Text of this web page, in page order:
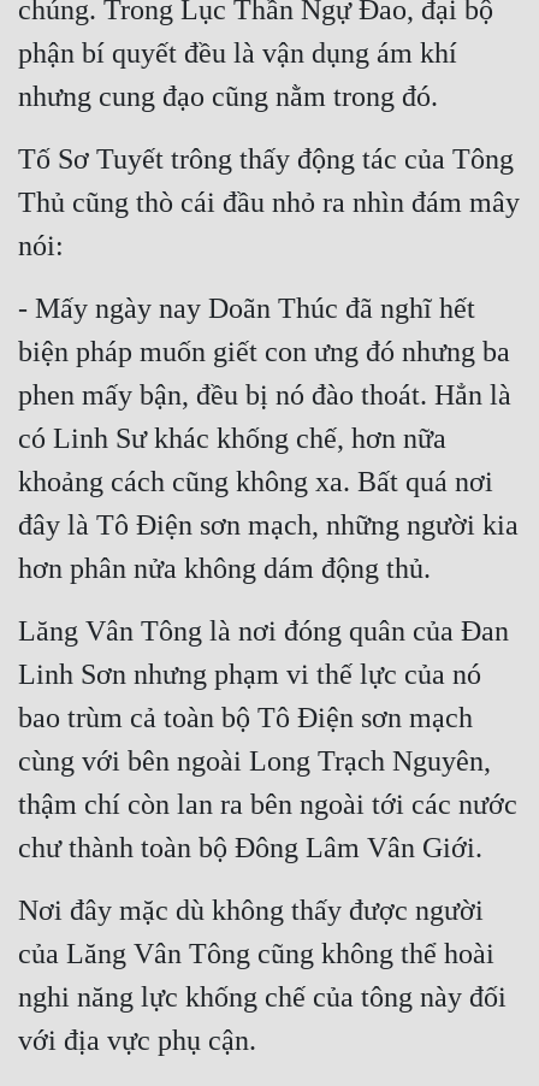
Gia Đấu
Góc Nhìn Nam
Góc Nhìn Nữ
Huyền Huyễn
Huyền Nghi
Huyền Ảo
Hài Hước
Hệ Thống
Học Đường
Khoa Huyễn
Khoa Huyễn Không Gian
Kinh Dị
Kiếm Hiệp
Kỳ Huyễn
Kỳ Ảo
Linh Dị
Làm Giàu
Lịch Sử
Mạt Thế
Mỹ Thực
Ngôn Tình
chúng. Trong Lục Thần Ngự Đao, đại bộ
phận bí quyết đều là vận dụng ám khí
nhưng cung đạo cũng nằm trong đó.
Tố Sơ Tuyết trông thấy động tác của Tông
Thủ cũng thò cái đầu nhỏ ra nhìn đám mây
nói:
- Mấy ngày nay Doãn Thúc đã nghĩ hết
biện pháp muốn giết con ưng đó nhưng ba
phen mấy bận, đều bị nó đào thoát. Hẳn là
có Linh Sư khác khống chế, hơn nữa
khoảng cách cũng không xa. Bất quá nơi
đây là Tô Điện sơn mạch, những người kia
hơn phân nửa không dám động thủ.
Lăng Vân Tông là nơi đóng quân của Đan
Linh Sơn nhưng phạm vi thế lực của nó
bao trùm cả toàn bộ Tô Điện sơn mạch
cùng với bên ngoài Long Trạch Nguyên,
thậm chí còn lan ra bên ngoài tới các nước
chư thành toàn bộ Đông Lâm Vân Giới.
Nơi đây mặc dù không thấy được người
của Lăng Vân Tông cũng không thể hoài
nghi năng lực khống chế của tông này đối
với địa vực phụ cận.